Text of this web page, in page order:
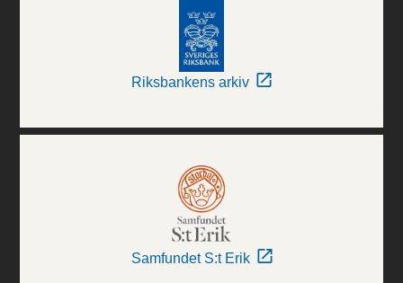
Riksbankens arkiv
Samfundet S:t Erik